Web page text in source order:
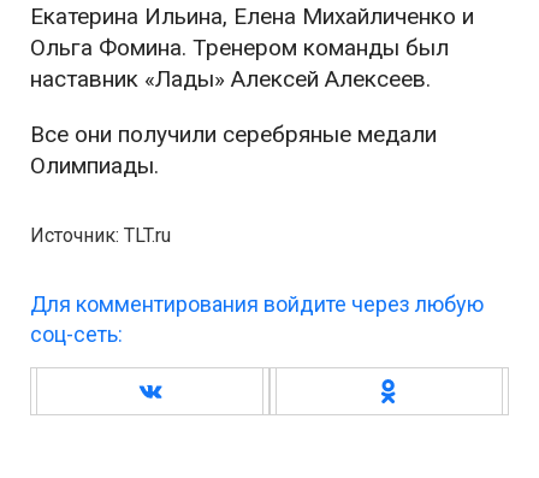
Екатерина Ильина, Елена Михайличенко и
Ольга Фомина. Тренером команды был
наставник «Лады» Алексей Алексеев.
Все они получили серебряные медали
Олимпиады.
Источник: TLT.ru
Для комментирования войдите через любую
соц-сеть: